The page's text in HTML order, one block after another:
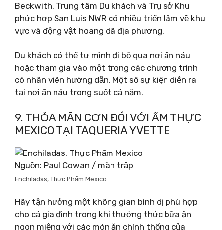
Beckwith. Trung tâm Du khách và Trụ sở Khu
phức hợp San Luis NWR có nhiều triển lãm về khu
vực và động vật hoang dã địa phương.
Du khách có thể tự mình đi bộ qua nơi ẩn náu
hoặc tham gia vào một trong các chương trình
có nhân viên hướng dẫn. Một số sự kiện diễn ra
tại nơi ẩn náu trong suốt cả năm.
9. THỎA MÃN CƠN ĐÓI VỚI ẨM THỰC
MEXICO TẠI TAQUERIA YVETTE
Nguồn: Paul Cowan / màn trập
Enchiladas, Thực Phẩm Mexico
Hãy tận hưởng một không gian bình dị phù hợp
cho cả gia đình trong khi thưởng thức bữa ăn
ngon miệng với các món ăn chính thống của